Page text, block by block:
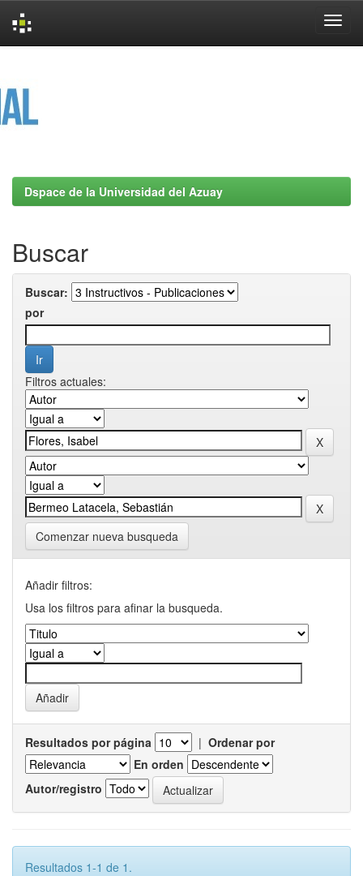
Dspace de la Universidad del Azuay
Buscar
Buscar:
por
Filtros actuales:
Comenzar nueva busqueda
Añadir filtros:
Usa los filtros para afinar la busqueda.
Resultados por página | Ordenar por
En orden
Autor/registro
Resultados 1-1 de 1.